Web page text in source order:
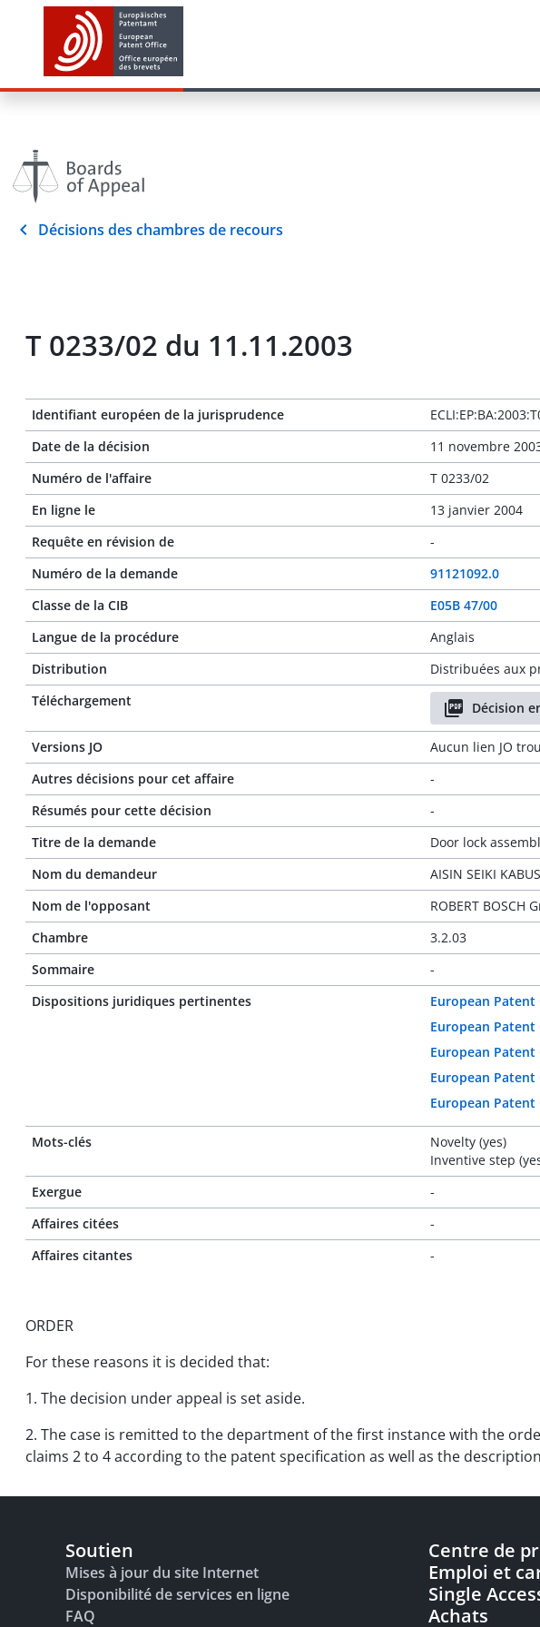
Décisions des chambres de recours
T 0233/02 du 11.11.2003
Identifiant européen de la jurisprudence
Date de la décision
11 novembre
Numéro de l'affaire
T 0233/02
En ligne le
13 janvier 2004
Requête en révision de
-
Numéro de la demande
91121092.0
Classe de la CIB
E05B 47/00
Langue de la procédure
Anglais
Distribution
Distribuées aux
Téléchargement
Décision
Versions JO
Aucun lien JO
Autres décisions pour cet affaire
-
Résumés pour cette décision
-
Titre de la demande
Door lock
Nom du demandeur
AISIN SEIKI
Nom de l'opposant
ROBERT BOSCH
Chambre
3.2.03
Sommaire
-
Dispositions juridiques pertinentes
European
European
European
European
European Patent
Mots-clés
Novelty (yes)
Inventive step
Exergue
-
Affaires citées
-
Affaires citantes
-
ORDER
For these reasons it is decided that:
1. The decision under appeal is set aside.
2. The case is remitted to the department of the first instance with the
claims 2 to 4 according to the patent specification as well as the
Soutien
Mises à jour du site Internet
Disponibilité de services en ligne
FAQ
Centre de
Emploi et
Single
Achats